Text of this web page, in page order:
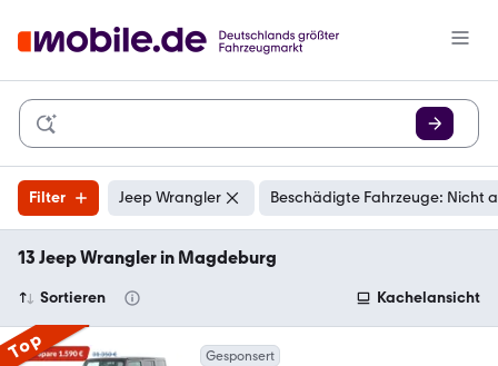
Filter Jeep Wrangler Beschädigte Fahrzeuge: Nicht
13 Jeep Wrangler in Magdeburg
Sortieren Kachelansicht
Top Gesponsert